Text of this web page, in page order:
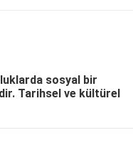
sosyal bir
Tarihsel ve kültürel